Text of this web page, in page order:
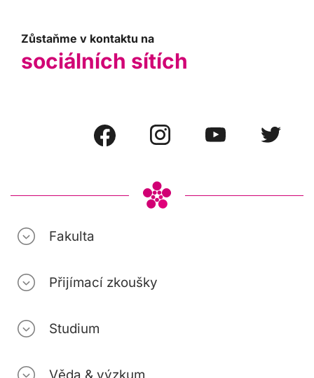
Zůstaňme v kontaktu na
sociálních sítích
Fakulta
Přijímací zkoušky
Studium
Věda & výzkum